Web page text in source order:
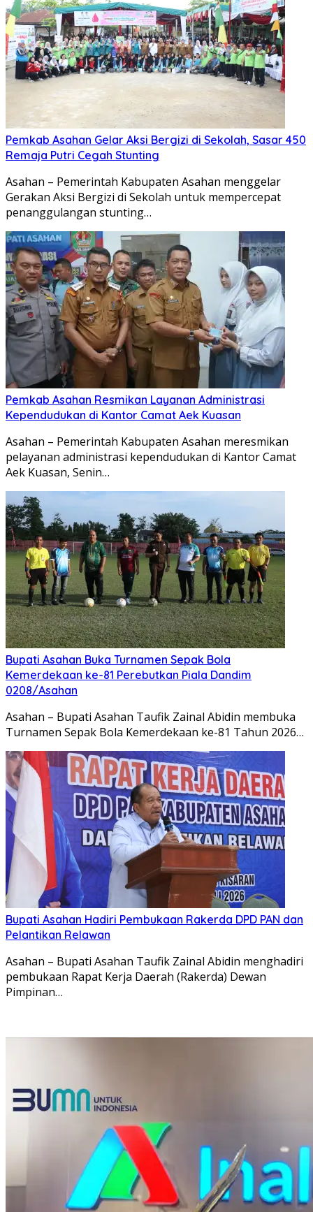
Pemkab Asahan Gelar Aksi Bergizi di Sekolah, Sasar 450
Remaja Putri Cegah Stunting
Asahan – Pemerintah Kabupaten Asahan menggelar
Gerakan Aksi Bergizi di Sekolah untuk mempercepat
penanggulangan stunting…
Pemkab Asahan Resmikan Layanan Administrasi
Kependudukan di Kantor Camat Aek Kuasan
Asahan – Pemerintah Kabupaten Asahan meresmikan
pelayanan administrasi kependudukan di Kantor Camat
Aek Kuasan, Senin…
Bupati Asahan Buka Turnamen Sepak Bola
Kemerdekaan ke-81 Perebutkan Piala Dandim
0208/Asahan
Asahan – Bupati Asahan Taufik Zainal Abidin membuka
Turnamen Sepak Bola Kemerdekaan ke-81 Tahun 2026…
Bupati Asahan Hadiri Pembukaan Rakerda DPD PAN dan
Pelantikan Relawan
Asahan – Bupati Asahan Taufik Zainal Abidin menghadiri
pembukaan Rapat Kerja Daerah (Rakerda) Dewan
Pimpinan…